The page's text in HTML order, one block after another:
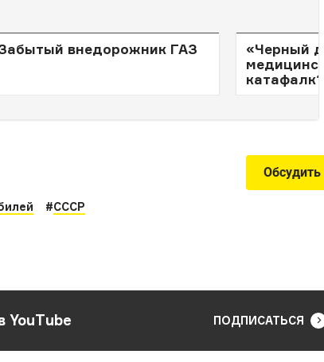
внедорожник ГАЗ
«Черный
катафалк?
Обсудить
#СССР
YouTube ПОДПИСАТЬСЯ